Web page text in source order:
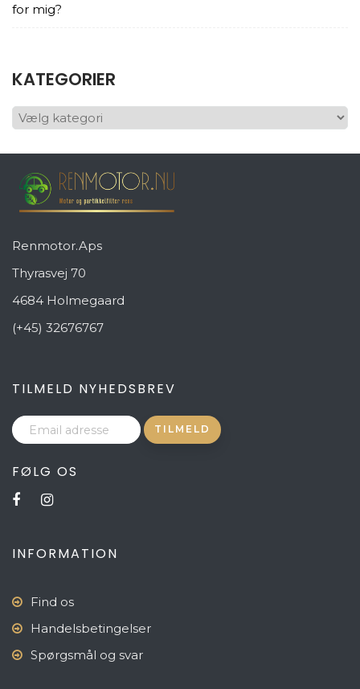
for mig?
KATEGORIER
KATEGORIER
Renmotor.Aps
Thyrasvej 70
4684 Holmegaard
(+45) 32676767
TILMELD NYHEDSBREV
FØLG OS
INFORMATION
Find os
Handelsbetingelser
Spørgsmål og svar